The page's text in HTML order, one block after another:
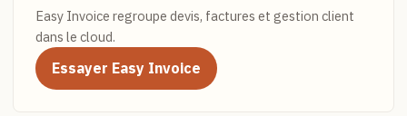
Easy Invoice regroupe devis, factures et gestion client
dans le cloud.
Essayer Easy Invoice